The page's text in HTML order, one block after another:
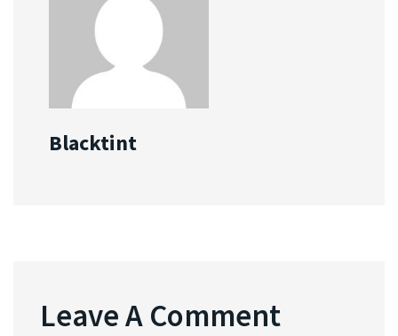
Blacktint
Leave A Comment